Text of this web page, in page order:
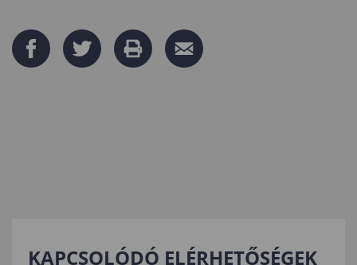
KAPCSOLÓDÓ ELÉRHETŐSÉGEK